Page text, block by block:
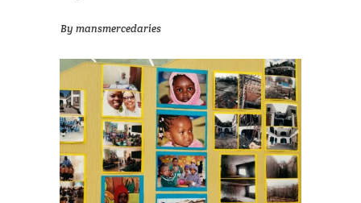
By mansmercedaries